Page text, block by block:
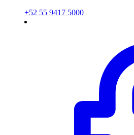
+52 55 9417 5000